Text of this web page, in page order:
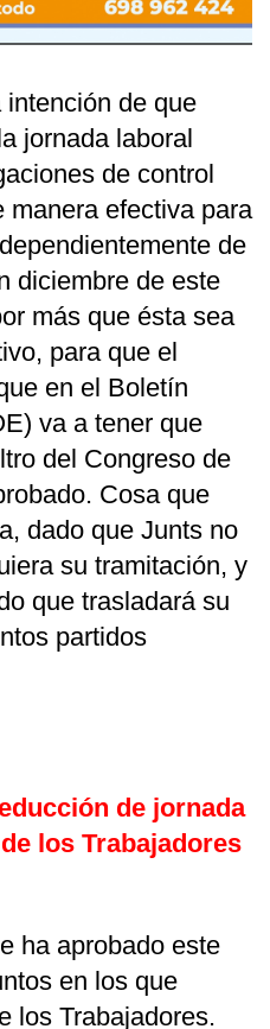
de que
jornada laboral
de control
manera efectiva para
de
diciembre de este
más que ésta sea
para que el
en el Boletín
va a tener que
del Congreso de
Cosa que
dado que Junts no
su tramitación, y
que trasladará su
partidos
de jornada
los Trabajadores
ha aprobado este
en los que
los Trabajadores.